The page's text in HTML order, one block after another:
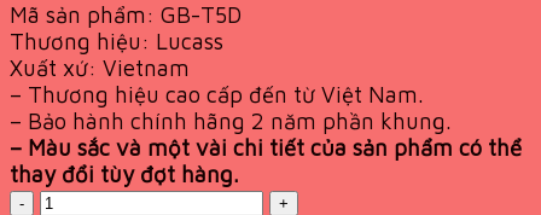
Mã sản phẩm: GB-T5D
Thương hiệu: Lucass
Xuất xứ: Vietnam
– Thương hiệu cao cấp đến từ Việt Nam.
– Bảo hành chính hãng 2 năm phần khung.
– Màu sắc và một vài chi tiết của sản phẩm có thể
thay đổi tùy đợt hàng.
Quantity